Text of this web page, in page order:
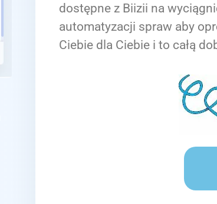
dostępne z Biizii na
automatyzacji spraw aby
Ciebie dla Ciebie i to całą